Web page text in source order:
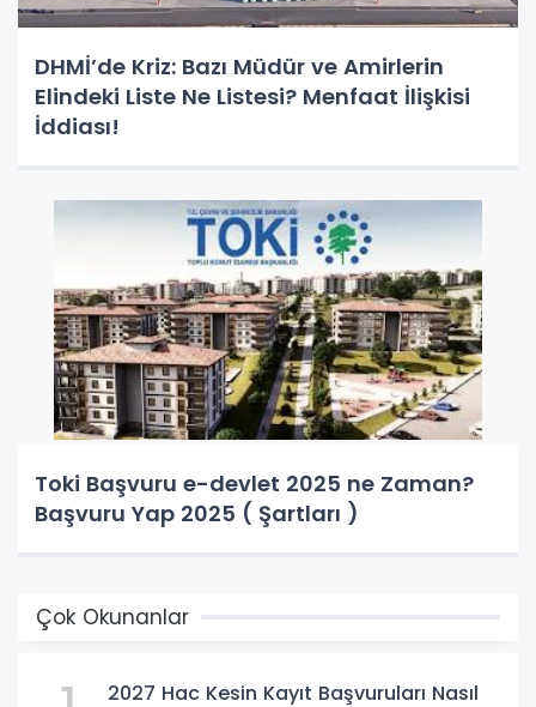
DHMİ’de Kriz: Bazı Müdür ve Amirlerin
Elindeki Liste Ne Listesi? Menfaat İlişkisi
İddiası!
Toki Başvuru e-devlet 2025 ne Zaman?
Başvuru Yap 2025 ( Şartları )
Çok Okunanlar
2027 Hac Kesin Kayıt Başvuruları Nasıl